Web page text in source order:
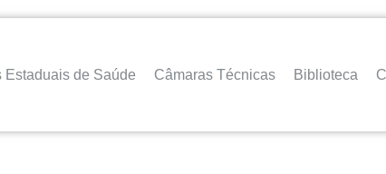
Estaduais de Saúde Câmaras Técnicas Biblioteca